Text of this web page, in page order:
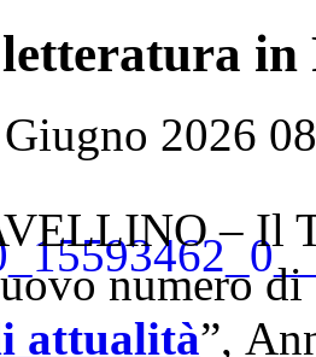
letteratura
2026
– Il
numero di
attualità”,